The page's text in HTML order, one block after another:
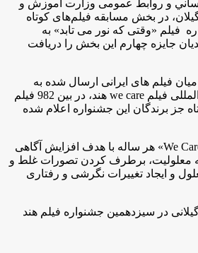
و روابط عمومی وزارت آموزش و
در بخش مسابقه فیلم‌های کوتاه
فیلم «وقتی که نور می تابد» به
جایزه چهارم این بخش را دریافت
فیلم های ایرانی ارسال شده به
فیلم we care
هند، در بین 982 فیلم
جز برندگان این جشنواره اعلام شده
We» هر ساله با هدف افزایش آگاهی
معلولیت، برطرف کردن تصورات غلط و
و ایجاد تغییرات نگرشی و رفتاری
در سیزدهمین جشنواره فیلم هند